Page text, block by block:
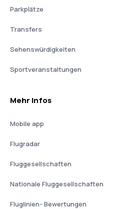
Parkplätze
Transfers
Sehenswürdigkeiten
Sportveranstaltungen
Mehr Infos
Mobile app
Flugradar
Fluggesellschaften
Nationale Fluggesellschaften
Fluglinien- Bewertungen